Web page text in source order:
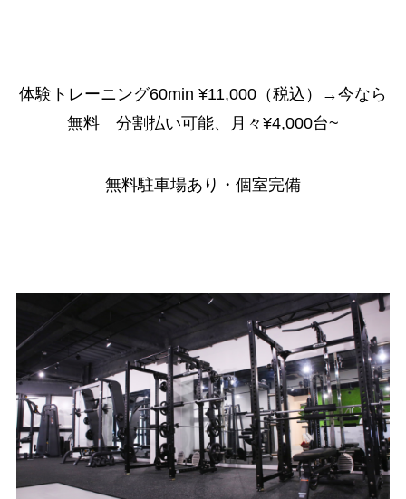
体験トレーニング60min ¥11,000（税込）→今なら
無料 分割払い可能、月々¥4,000台~
無料駐車場あり・個室完備